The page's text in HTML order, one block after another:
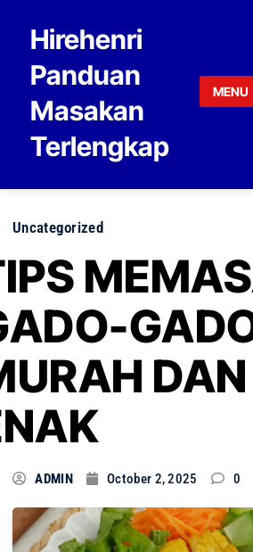
Hirehenri
Panduan
Masakan
Terlengkap
MENU
Uncategorized
DAN
ADMIN October 2, 2025 0